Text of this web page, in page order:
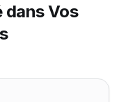
dans Vos